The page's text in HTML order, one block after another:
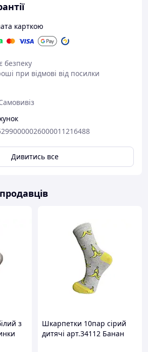
карткою
безпеку
при відмові від посилки
Дивитись все
з
Шкарпетки 10пар сірий
дитячі арт.34112 Банан